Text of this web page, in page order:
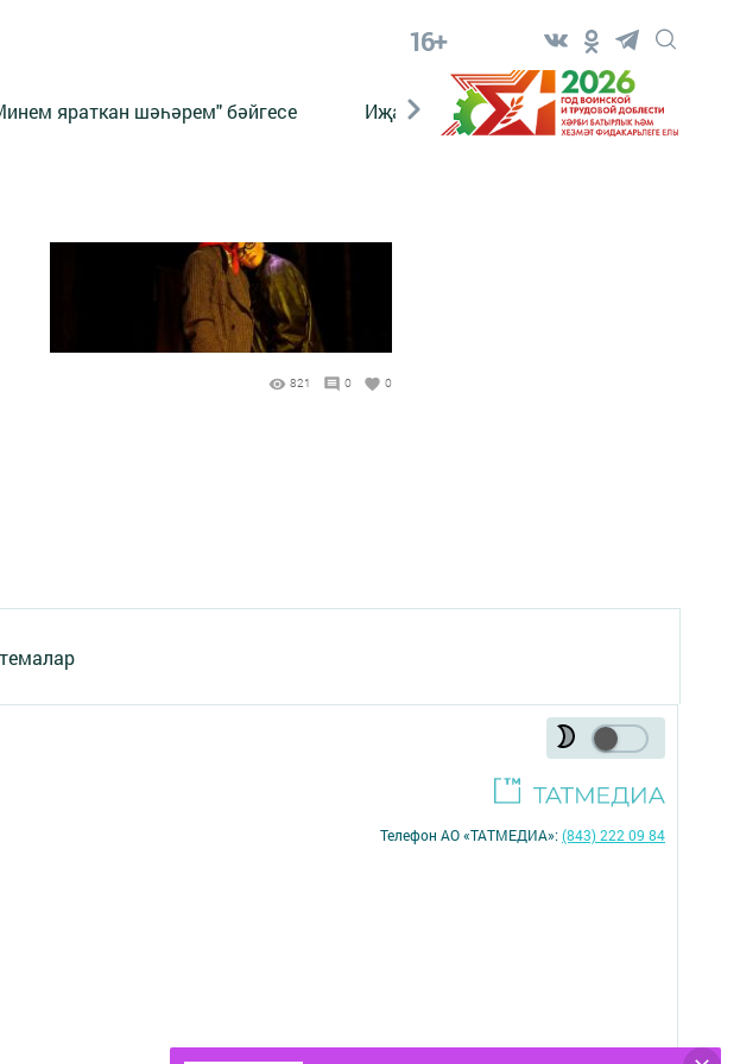
16+
яраткан шәһәрем" бәйгесе Иҗат Реклама Онлайн
821 0 0
Телефон АО «ТАТМЕДИА»:(843) 222 09 84